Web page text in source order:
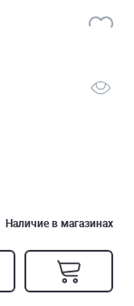
Наличие в магазинах